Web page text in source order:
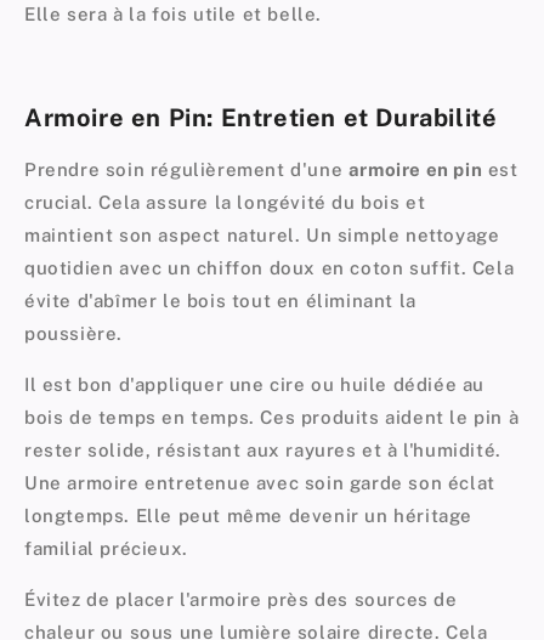
Elle sera à la fois utile et belle.
Armoire en Pin: Entretien et Durabilité
Prendre soin régulièrement d'une armoire en pin est
crucial. Cela assure la longévité du bois et
maintient son aspect naturel. Un simple nettoyage
quotidien avec un chiffon doux en coton suffit. Cela
évite d'abîmer le bois tout en éliminant la
poussière.
Il est bon d'appliquer une cire ou huile dédiée au
bois de temps en temps. Ces produits aident le pin à
rester solide, résistant aux rayures et à l'humidité.
Une armoire entretenue avec soin garde son éclat
longtemps. Elle peut même devenir un héritage
familial précieux.
Évitez de placer l'armoire près des sources de
chaleur ou sous une lumière solaire directe. Cela